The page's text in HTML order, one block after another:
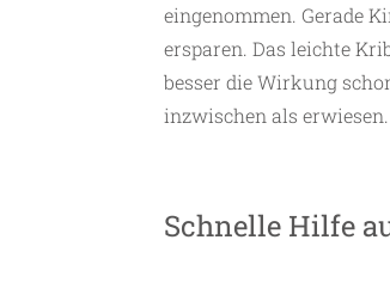
eingenommen. Gerade
ersparen. Das leichte
besser die Wirkung
inzwischen als erwiesen.
Schnelle Hilfe